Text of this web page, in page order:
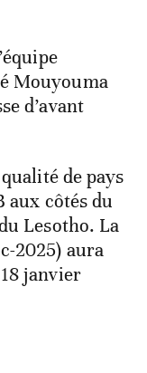
Mouyouma
d’avant
de pays
aux côtés du
Lesotho. La
2025) aura
janvier